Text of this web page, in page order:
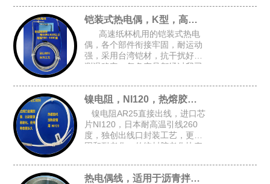
的锁孔，安装空间要求小，适合
包装设备的加热磨具，热封刀铠装式热电偶，K型，高速纸杯机K型偶
高速纸杯机用的铠装式热电
偶，各个部件衔接牢固，耐运动
强，采用台湾铠材，抗干扰好，
测温稳定，每条产品都经过我司
检测，确保每条产品都是完好的
才能出厂
镍电阻，NI120，热熔胶机胶管感温头
镍电阻AR25直接出线，进口芯
片NI120，日本耐高温引线260
度，独创出线口封装工艺，更牢
固和耐老化，传统封胶老化快寿
5*30，4*30
热电偶线，适用于沥青拌热再生设备